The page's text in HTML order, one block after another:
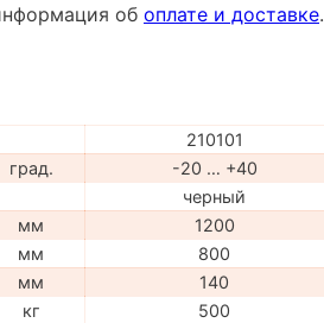
об оплате и доставке.
210101
град.
-20 … +40
черный
мм
1200
мм
800
мм
140
кг
500